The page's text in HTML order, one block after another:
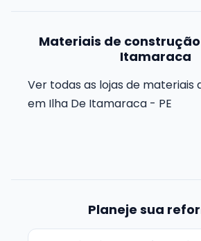
Materiais de construção
Itamaraca
Ver todas as lojas de materiais
em Ilha De Itamaraca - PE
Planeje sua